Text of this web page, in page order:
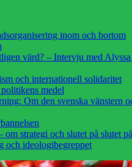
inom och bortom
värd? – Intervju med
och internationell solidaritet
medel
Om den svenska vänstern
om strategi och slutet på slutet
och ideologibegreppet